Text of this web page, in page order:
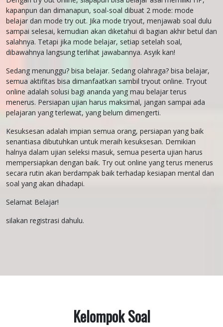
kapanpun dan dimanapun, soal-soal dibuat 2 mode: mode
belajar dan mode try out. Jika mode tryout, menjawab soal dulu
sampai selesai, kemudian akan diketahui di bagian akhir betul dan
salahnya. Tetapi jika mode belajar, setiap setelah soal,
dibawahnya langsung terlihat jawabannya. Asyik kan!
Sedang menunggu? bisa belajar. Sedang olahraga? bisa belajar,
semua aktifitas bisa dimanfaatkan sambil tryout online. Tryout
online adalah solusi bagi ananda yang mau belajar terus
menerus. Persiapan ujian harus maksimal, jangan sampai ada
pelajaran yang terlewat, yang belum dimengerti.
Kesuksesan adalah impian semua orang, persiapan yang baik
senantiasa dibutuhkan untuk meraih kesuksesan. Demikian
halnya dalam ujian seleksi masuk, semua peserta ujian harus
mempersiapkan dengan baik. Try out online yang terus menerus
secara rutin akan berdampak baik terhadap kesiapan mental dan
soal yang akan dihadapi.
Selamat Belajar!
silakan registrasi dahulu.
Kelompok Soal